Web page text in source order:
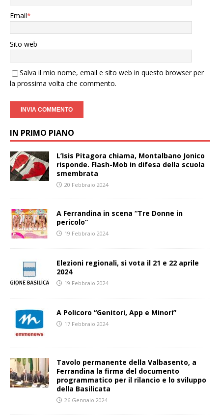
Email*
Sito web
Salva il mio nome, email e sito web in questo browser per
la prossima volta che commento.
IN PRIMO PIANO
L’Isis Pitagora chiama, Montalbano Jonico
risponde. Flash-Mob in difesa della scuola
smembrata
20 Febbraio 2024
A Ferrandina in scena “Tre Donne in
pericolo”
19 Febbraio 2024
Elezioni regionali, si vota il 21 e 22 aprile
2024
19 Febbraio 2024
A Policoro “Genitori, App e Minori”
17 Febbraio 2024
Tavolo permanente della Valbasento, a
Ferrandina la firma del documento
programmatico per il rilancio e lo sviluppo
della Basilicata
26 Gennaio 2024